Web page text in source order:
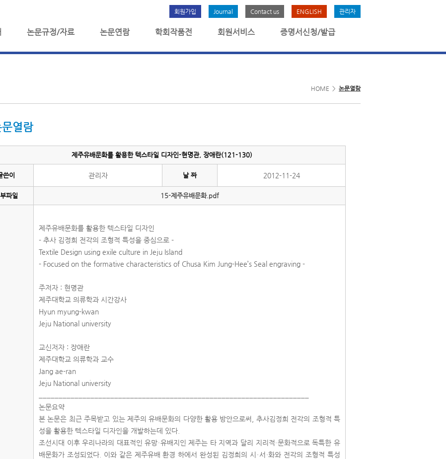
회원가입 Journal Contact us ENGLISH 관리자
논문규정/자료 논문연람 학회작품전 회원서비스 증명서신청/발급
HOME > 논문열람
열람
제주유배문화를 활용한 텍스타일 디자인-현명관, 장애란(121-130)
쓴이 관리자 날 짜 2012-11-24
파일 15-제주유배문화.pdf
제주유배문화를 활용한 텍스타일 디자인
- 추사 김정희 전각의 조형적 특성을 중심으로 -
Textile Design using exile culture in Jeju Island
- Focused on the formative characteristics of Chusa Kim Jung-Hee’s Seal engraving -
주저자 : 현명관
제주대학교 의류학과 시간강사
Hyun myung-kwan
Jeju National university
교신저자 : 장애란
제주대학교 의류학과 교수
Jang ae-ran
Jeju National university
논문요약
본 논문은 최근 주목받고 있는 제주의 유배문화의 다양한 활용 방안으로써, 추사김정희 전각의 조형적 특
성을 활용한 텍스타일 디자인을 개발하는데 있다.
조선시대 이후 우리나라의 대표적인 유망・유배지인 제주는 타 지역과 달리 지리적・문화적으로 독특한 유
배문화가 조성되었다. 이와 같은 제주유배 환경 하에서 완성된 김정희의 시・서・화와 전각의 조형적 특성